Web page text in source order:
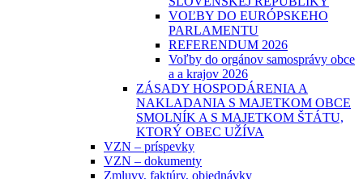
VOĽBY DO EURÓPSKEHO
PARLAMENTU
REFERENDUM 2026
Voľby do orgánov samosprávy obce
a a krajov 2026
ZÁSADY HOSPODÁRENIA A
NAKLADANIA S MAJETKOM OBCE
SMOLNÍK A S MAJETKOM ŠTÁTU,
KTORÝ OBEC UŽÍVA
VZN – príspevky
VZN – dokumenty
Zmluvy, faktúry, objednávky